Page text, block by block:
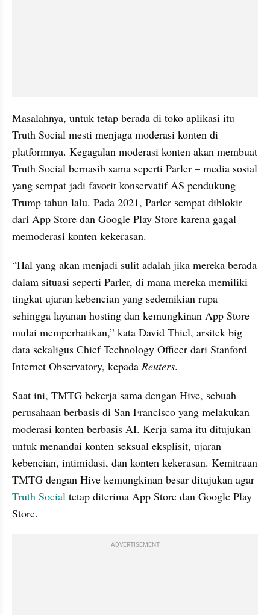
Masalahnya, untuk tetap berada di toko aplikasi itu
Truth Social mesti menjaga moderasi konten di
platformnya. Kegagalan moderasi konten akan membuat
Truth Social bernasib sama seperti Parler – media sosial
yang sempat jadi favorit konservatif AS pendukung
Trump tahun lalu. Pada 2021, Parler sempat diblokir
dari App Store dan Google Play Store karena gagal
memoderasi konten kekerasan.
“Hal yang akan menjadi sulit adalah jika mereka berada
dalam situasi seperti Parler, di mana mereka memiliki
tingkat ujaran kebencian yang sedemikian rupa
sehingga layanan hosting dan kemungkinan App Store
mulai memperhatikan,” kata David Thiel, arsitek big
data sekaligus Chief Technology Officer dari Stanford
Internet Observatory, kepada Reuters.
Saat ini, TMTG bekerja sama dengan Hive, sebuah
perusahaan berbasis di San Francisco yang melakukan
moderasi konten berbasis AI. Kerja sama itu ditujukan
untuk menandai konten seksual eksplisit, ujaran
kebencian, intimidasi, dan konten kekerasan. Kemitraan
Truth Social tetap diterima App Store dan Google Play
Store.
ADVERTISEMENT